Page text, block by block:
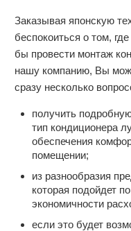
Заказывая японскую
беспокоиться о том,
бы провести монтаж
нашу компанию, Вы
сразу несколько
получить
тип кондиционера
обеспечения
помещении;
из разнообразия
которая подойдет
экономичности
если это будет